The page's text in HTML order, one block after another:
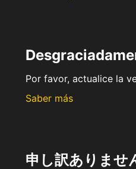
Por favor, actualice la
Saber más
申し訳ありませ